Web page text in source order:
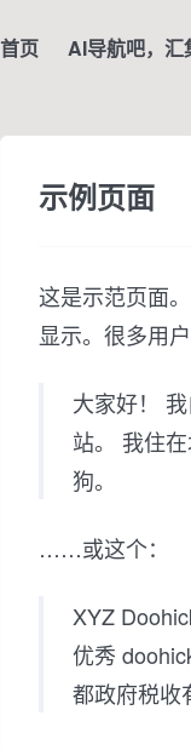
首页 AI导航吧，汇
示例页面
这是示范页面
显示。很多用
大家好！
站。 我住
狗。
……或这个：
XYZ
优秀
都政府税收